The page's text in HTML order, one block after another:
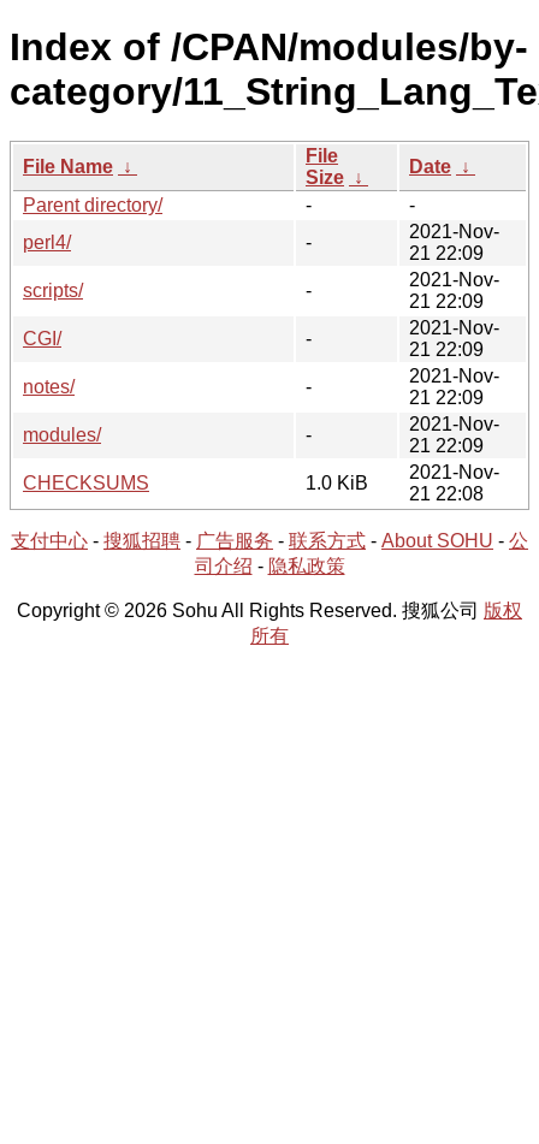
Index of /CPAN/modules/by-
category/
File Name ↓
File
Size ↓
Date ↓
Parent directory/
-
-
perl4/
-
2021-Nov-
21 22:09
scripts/
-
2021-Nov-
21 22:09
CGI/
-
2021-Nov-
21 22:09
notes/
-
2021-Nov-
21 22:09
modules/
-
2021-Nov-
21 22:09
CHECKSUMS
1.0 KiB
2021-Nov-
21 22:08
支付中心 - 搜狐招聘 - 广告服务 - 联系方式 - About SOHU - 公
司介绍 - 隐私政策
Copyright © 2026 Sohu All Rights Reserved. 搜狐公司 版权
所有